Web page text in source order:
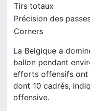
Tirs totaux
Précision des
Corners
La Belgique a
ballon pendant
efforts offensifs ont
dont 10 cadrés,
offensive.